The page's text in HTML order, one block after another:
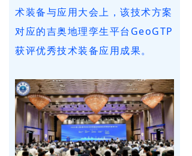
术装备与应用大会上，该技术方案
对应的吉奥地理孪生平台GeoGTP
获评优秀技术装备应用成果。